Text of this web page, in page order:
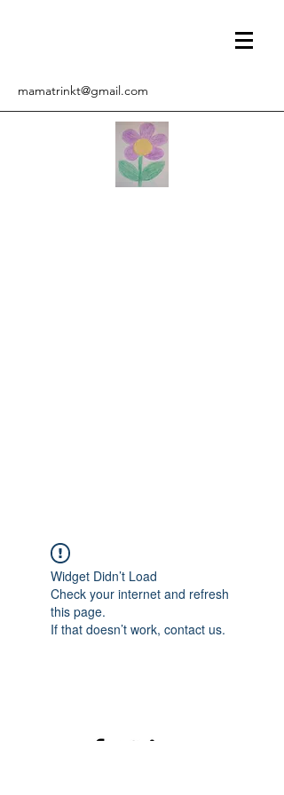
mamatrinkt@gmail.com
Widget Didn’t Load
Check your internet and refresh
this page.
If that doesn’t work, contact us.